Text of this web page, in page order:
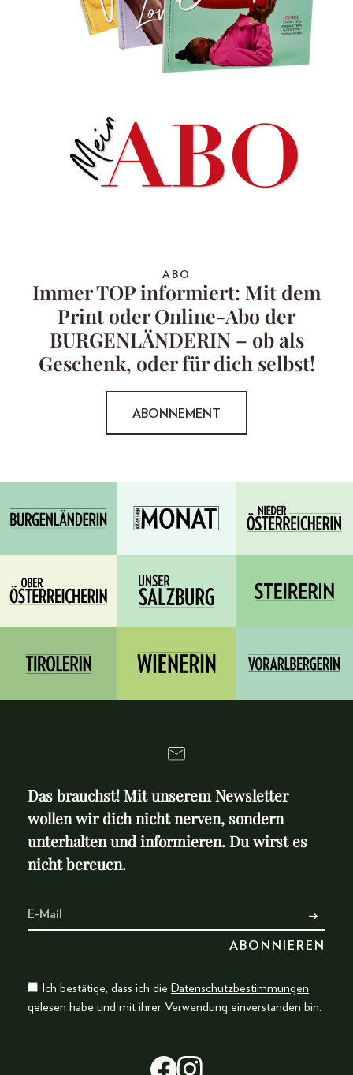
ABO
Immer TOP informiert: Mit dem
Print oder Online-Abo der
BURGENLÄNDERIN – ob als
Geschenk, oder für dich selbst!
ABONNEMENT
Das brauchst! Mit unserem Newsletter
wollen wir dich nicht nerven, sondern
unterhalten und informieren. Du wirst es
nicht bereuen.
Ich bestätige, dass ich die Datenschutzbestimmungen
gelesen habe und mit ihrer Verwendung einverstanden bin.